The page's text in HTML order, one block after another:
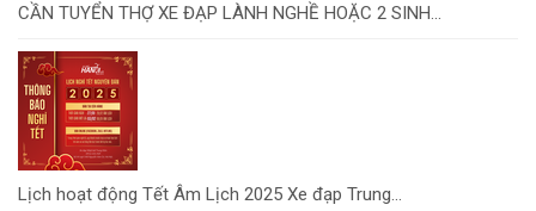
CẦN TUYỂN THỢ XE ĐẠP LÀNH NGHỀ HOẶC 2 SINH...
Lịch hoạt động Tết Âm Lịch 2025 Xe đạp Trung...